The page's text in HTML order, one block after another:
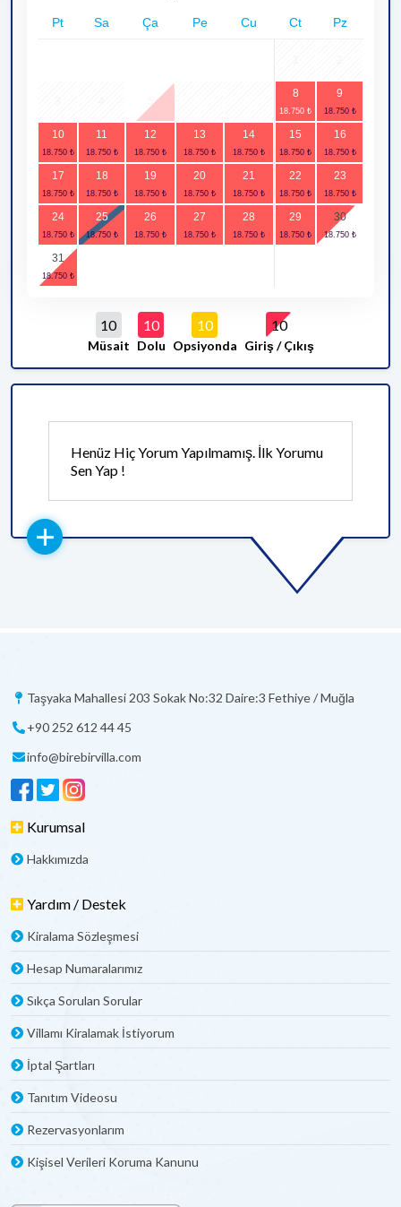
Pt Sa Ça Pe Cu Ct Pz
5
8 9
10 11 12 13 14 15 16
17 18 19 20 21 22 23
24 25 26 27 28 29 30
31
10
Müsait
10
Dolu
10
Opsiyonda
10
Giriş / Çıkış
Henüz Hiç Yorum Yapılmamış. İlk Yorumu
Sen Yap !
Taşyaka Mahallesi 203 Sokak No:32 Daire:3 Fethiye / Muğla
+90 252 612 44 45
info@birebirvilla.com
Kurumsal
Hakkımızda
Yardım / Destek
Kiralama Sözleşmesi
Hesap Numaralarımız
Sıkça Sorulan Sorular
Villamı Kiralamak İstiyorum
İptal Şartları
Tanıtım Videosu
Rezervasyonlarım
Kişisel Verileri Koruma Kanunu